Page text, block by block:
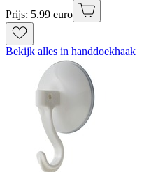
Prijs: 5.99 euro
Bekijk alles in handdoekhaak